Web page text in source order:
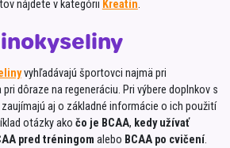
nájdete v kategórii Kreatín.
vyhľadávajú športovci najmä pri
dôraze na regeneráciu. Pri výbere doplnkov s
aj o základné informácie o ich použití
otázky ako čo je BCAA, kedy užívať
pred tréningom alebo BCAA po cvičení.